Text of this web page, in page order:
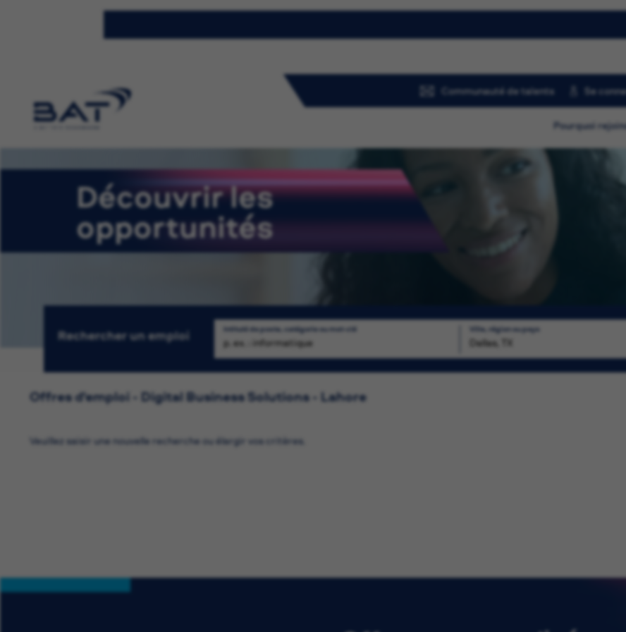
Communauté de talents Se
Pourquoi
Découvrir les
opportunités
Rechercher un emploi Intitulé de poste, catégorie ou mot-clé Ville, région ou pays
Rechercher
Offres d'emploi - Digital Business Solutions - Lahore
Veuillez saisir une nouvelle recherche ou élargir vos critères.